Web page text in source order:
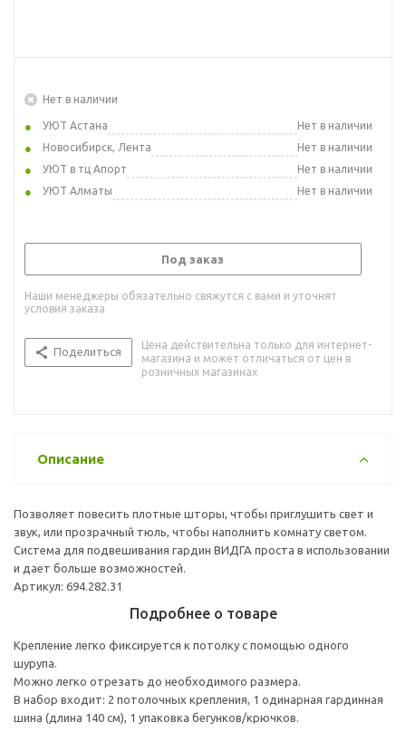
Нет в наличии
УЮТ Астана
Нет в наличии
Новосибирск, Лента
Нет в наличии
УЮТ в тц Апорт
Нет в наличии
УЮТ Алматы
Нет в наличии
Под заказ
Наши менеджеры обязательно свяжутся с вами и уточнят
условия заказа
Поделиться
Цена действительна только для интернет-
магазина и может отличаться от цен в
розничных магазинах
Описание
Позволяет повесить плотные шторы, чтобы приглушить свет и
звук, или прозрачный тюль, чтобы наполнить комнату светом.
Система для подвешивания гардин ВИДГА проста в использовании
и дает больше возможностей.
Артикул: 694.282.31
Подробнее о товаре
Крепление легко фиксируется к потолку с помощью одного
шурупа.
Можно легко отрезать до необходимого размера.
В набор входит: 2 потолочных крепления, 1 одинарная гардинная
шина (длина 140 см), 1 упаковка бегунков/крючков.